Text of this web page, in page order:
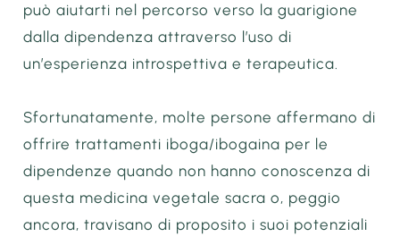
può aiutarti nel percorso verso la guarigione
dalla dipendenza attraverso l’uso di
un’esperienza introspettiva e terapeutica.
Sfortunatamente, molte persone affermano di
offrire trattamenti iboga/ibogaina per le
dipendenze quando non hanno conoscenza di
questa medicina vegetale sacra o, peggio
ancora, travisano di proposito i suoi potenziali